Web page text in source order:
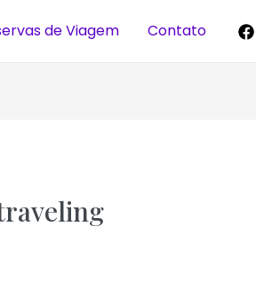
de Viagem Contato